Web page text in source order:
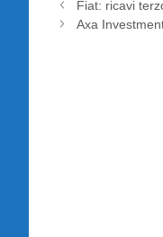
Fiat: ricavi
Axa